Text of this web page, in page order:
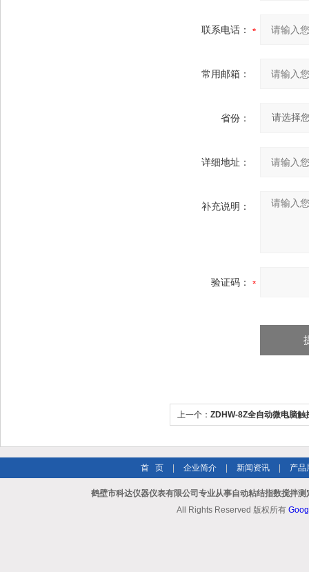
联系电话：
常用邮箱：
省份：
详细地址：
补充说明：
验证码：
上一个： ZDHW-8Z全自动微电脑触
首 页 企业简介 新闻资讯 产品
鹤壁市科达仪器仪表有限公司专业从事自动粘结指数搅拌
All Rights Reserved 版权所有